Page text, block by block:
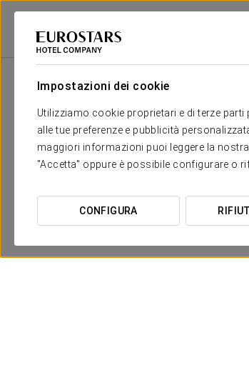
Impostazioni dei cookie
Utilizziamo cookie proprietari e di terze
alle tue preferenze e pubblicità
maggiori informazioni puoi leggere la
"Accetta" oppure è possibile configurare o
CONFIGURA
Eurostars Hotel Company